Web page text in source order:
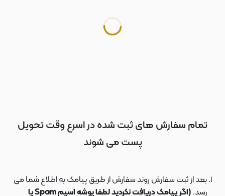
تمام سفارش های ثبت شده در اسرع وقت تحویل
پست می شوند
بعد از ثبت سفارش روند سفارش از طریق پیامک به اطلاع شما می
رسد.
(اگر پیامک دریافت نکردید لطفا پوشه اسپم Spam یا